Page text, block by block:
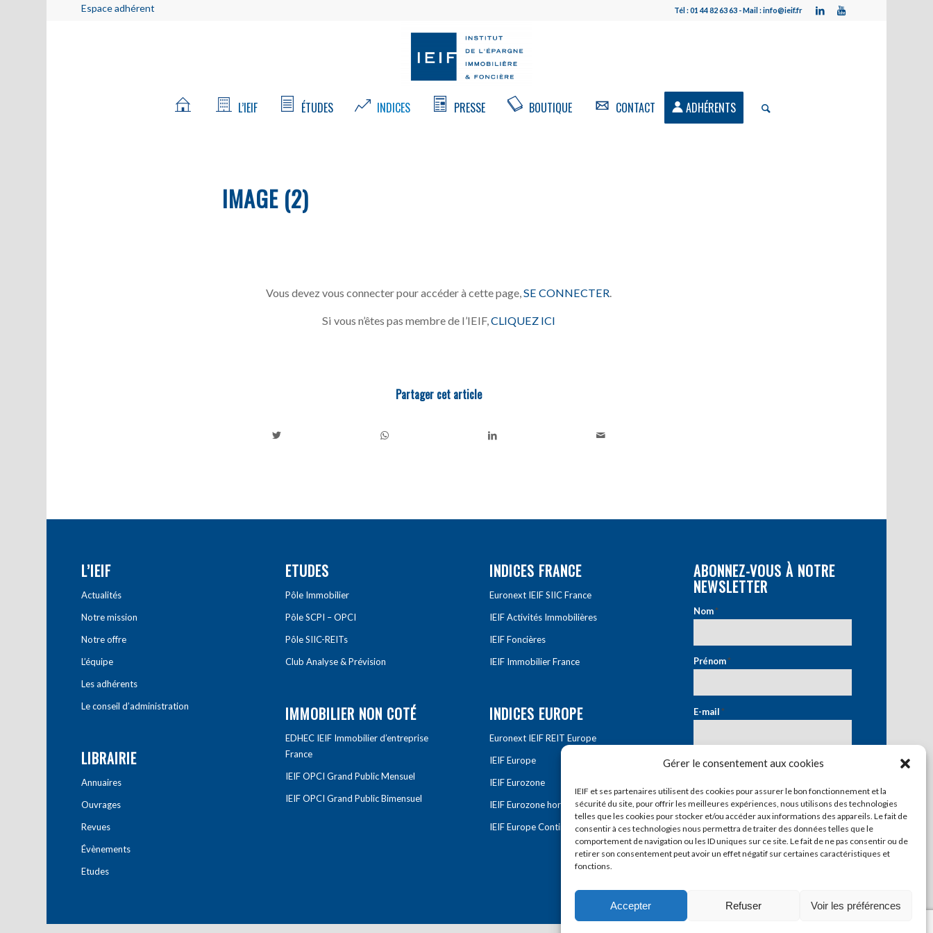
Gérer le consentement aux cookies
IEIF et ses partenaires utilisent des cookies pour assurer le bon fonctionnement et la
sécurité du site, pour offrir les meilleures expériences, nous utilisons des technologies
telles que les cookies pour stocker et/ou accéder aux informations des appareils. Le fait de
consentir à ces technologies nous permettra de traiter des données telles que le
comportement de navigation ou les ID uniques sur ce site. Le fait de ne pas consentir ou de
retirer son consentement peut avoir un effet négatif sur certaines caractéristiques et
fonctions.
Accepter Refuser Voir les préférences
Espace adhérent Tél : 01 44 82 63 63 - Mail : info@ieif.fr
L’IEIF ÉTUDES INDICES PRESSE BOUTIQUE CONTACT ADHÉRENTS
IMAGE (2)
Vous devez vous connecter pour accéder à cette page, SE CONNECTER
Si vous n’êtes pas membre de l’IEIF,CLIQUEZ ICI
Partager cet article
L’IEIF
Actualités
Notre mission
Notre offre
L’équipe
Les adhérents
Le conseil d’administration
LIBRAIRIE
Annuaires
Ouvrages
Revues
Évènements
Etudes
ETUDES
Pôle Immobilier
Pôle SCPI – OPCI
Pôle SIIC-REITs
Club Analyse & Prévision
IMMOBILIER NON COTÉ
EDHEC IEIF Immobilier d’entreprise
France
IEIF OPCI Grand Public Mensuel
IEIF OPCI Grand Public Bimensuel
INDICES FRANCE
Euronext IEIF SIIC France
IEIF Activités Immobilières
IEIF Foncières
IEIF Immobilier France
INDICES EUROPE
Euronext IEIF REIT Europe
IEIF Europe
IEIF Eurozone
IEIF Eurozone hors France
IEIF Europe Continentale
ABONNEZ-VOUS À NOTRE
NEWSLETTER
Nom*
Prénom*
E-mail*